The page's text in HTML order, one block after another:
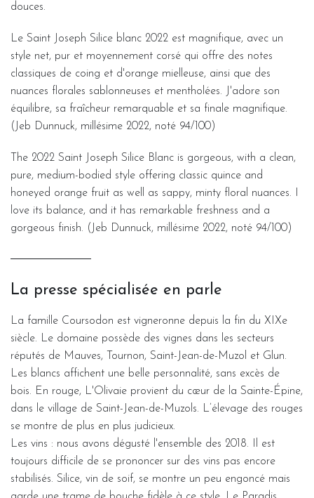
douces.
Le Saint Joseph Silice blanc 2022 est magnifique, avec un
style net, pur et moyennement corsé qui offre des notes
classiques de coing et d'orange mielleuse, ainsi que des
nuances florales sablonneuses et mentholées. J'adore son
équilibre, sa fraîcheur remarquable et sa finale magnifique.
(Jeb Dunnuck, millésime 2022, noté 94/100)
The 2022 Saint Joseph Silice Blanc is gorgeous, with a clean,
pure, medium-bodied style offering classic quince and
honeyed orange fruit as well as sappy, minty floral nuances. I
love its balance, and it has remarkable freshness and a
gorgeous finish. (Jeb Dunnuck, millésime 2022, noté 94/100)
La presse spécialisée en parle
La famille Coursodon est vigneronne depuis la fin du XIXe
siècle. Le domaine possède des vignes dans les secteurs
réputés de Mauves, Tournon, Saint-Jean-de-Muzol et Glun.
Les blancs affichent une belle personnalité, sans excès de
bois. En rouge, L'Olivaie provient du cœur de la Sainte-Épine,
dans le village de Saint-Jean-de-Muzols. L’élevage des rouges
se montre de plus en plus judicieux.
Les vins : nous avons dégusté l'ensemble des 2018. Il est
toujours difficile de se prononcer sur des vins pas encore
stabilisés. Silice, vin de soif, se montre un peu engoncé mais